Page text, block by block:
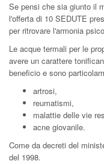
Se pensi che sia giunto il
l'offerta di 10 SEDUTE
per ritrovare l'armonia
Le acque termali per le
avere un carattere
beneficio e sono
artrosi,
reumatismi,
malattie delle vie
acne giovanile.
Come da decreti del
del 1998.